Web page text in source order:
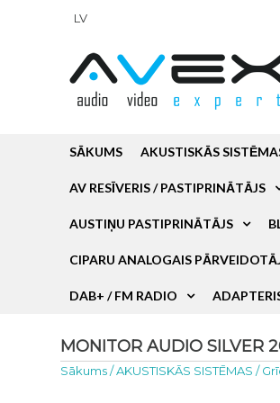
LV
SĀKUMS AKUSTISKĀS
AV RESĪVERIS / PASTIPRINĀTĀJS
AUSTIŅU PASTIPRINĀTĀJS
CIPARU ANALOGAIS
DAB+ / FM RADIO
MONITOR AUDIO
Sākums/AKUSTISKĀS SISTĒMAS /